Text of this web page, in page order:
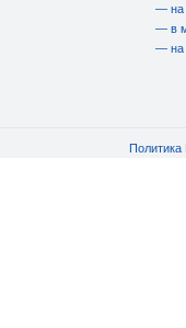
— на
— в
— на
Политика